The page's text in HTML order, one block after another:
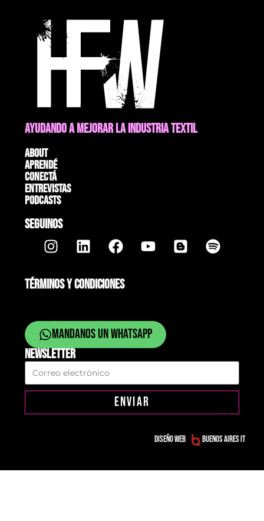
AYUDANDO A MEJORAR LA INDUSTRIA TEXTIL
About
Aprendé
Conectá
Entrevistas
Podcasts
SEGUINOS
TÉRMINOS Y CONDICIONES
Mandanos un whatsapp
NEWSLETTER
ENVIAR
Diseño web Buenos Aires IT